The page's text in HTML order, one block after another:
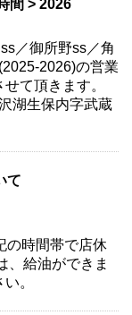
間 > 2026
／御所野ss／角
2026)の営業
て頂きます。
湖生保内字武蔵
て
の時間帯で店休
、給油ができま
。